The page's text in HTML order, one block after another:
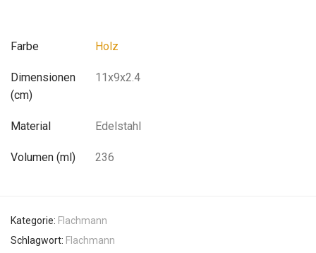
Farbe Holz
Dimensionen
(cm)
11x9x2.4
Material Edelstahl
Volumen (ml) 236
Kategorie: Flachmann
Schlagwort: Flachmann